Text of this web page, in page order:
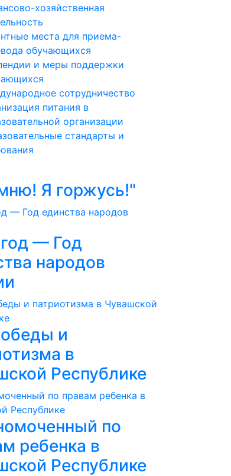
хозяйственная
места для приема-
обучающихся
и меры поддержки
сотрудничество
питания в
организации
стандарты и
Я горжусь!"
— Год
народов
и
в
Республике
по
ребенка в
Республике